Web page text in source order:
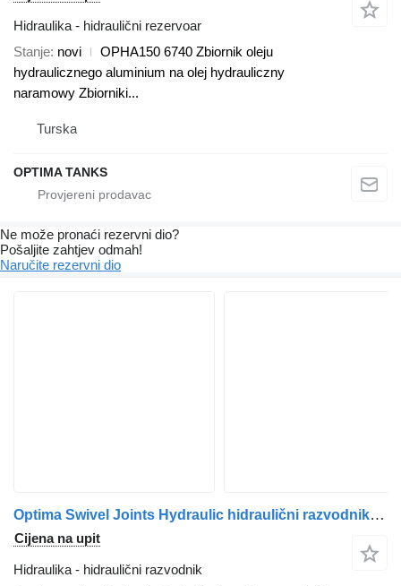
Hidraulika - hidraulični rezervoar
Stanje novi
OPHA150 6740 Zbiornik oleju
hydraulicznego aluminium na olej hydrauliczny
naramowy Zbiorniki...
Turska
OPTIMA TANKS
Ne može pronaći rezervni dio?
Pošaljite zahtjev odmah!
Naručite rezervni dio
Optima Swivel Joints Hydraulic hidraulični razvodnik za kamiona
Cijena na upit
Hidraulika - hidraulični razvodnik